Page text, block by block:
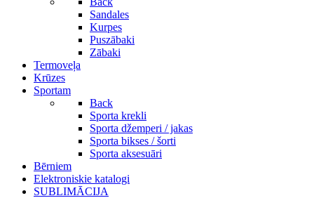
Sandales
Kurpes
Puszābaki
Zābaki
Termoveļa
Krūzes
Sportam
Back
Sporta krekli
Sporta džemperi / jakas
Sporta bikses / šorti
Sporta aksesuāri
Bērniem
Elektroniskie katalogi
SUBLIMĀCIJA